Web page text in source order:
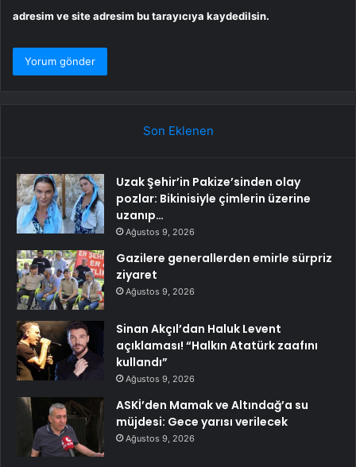
adresim ve site adresim bu tarayıcıya kaydedilsin.
Son Eklenen
Uzak Şehir’in Pakize’sinden olay
pozlar: Bikinisiyle çimlerin üzerine
uzanıp…
Ağustos 9, 2026
Gazilere generallerden emirle sürpriz
ziyaret
Ağustos 9, 2026
Sinan Akçıl’dan Haluk Levent
açıklaması! “Halkın Atatürk zaafını
kullandı”
Ağustos 9, 2026
ASKİ’den Mamak ve Altındağ’a su
müjdesi: Gece yarısı verilecek
Ağustos 9, 2026